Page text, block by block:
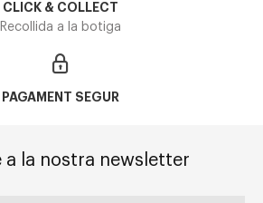
CLICK & COLLECT
Recollida a la botiga
PAGAMENT SEGUR
a la nostra newsletter